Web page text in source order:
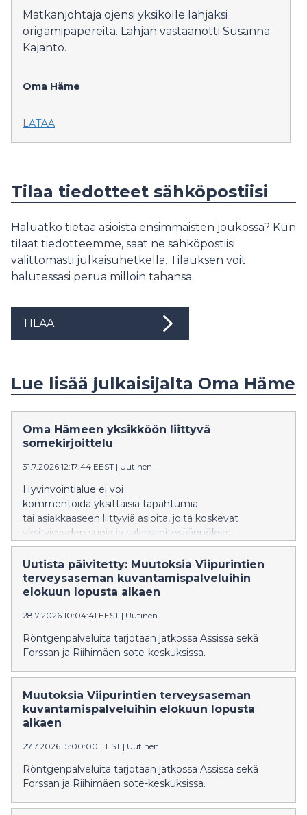
Matkanjohtaja ojensi yksikölle lahjaksi
origamipapereita. Lahjan vastaanotti Susanna
Kajanto.
Oma Häme
LATAA
Tilaa tiedotteet sähköpostiisi
Haluatko tietää asioista ensimmäisten joukossa? Kun
tilaat tiedotteemme, saat ne sähköpostiisi
välittömästi julkaisuhetkellä. Tilauksen voit
halutessasi perua milloin tahansa.
TILAA
Lue lisää julkaisijalta Oma Häme
Oma Hämeen yksikköön liittyvä
somekirjoittelu
31.7.2026 12:17:44 EEST | Uutinen
Hyvinvointialue ei voi
kommentoida yksittäisiä tapahtumia
tai asiakkaaseen liittyviä asioita, joita koskevat
yksityisyyden suoja ja salassapitosäännökset.
Uutista päivitetty: Muutoksia Viipurintien
terveysaseman kuvantamispalveluihin
elokuun lopusta alkaen
28.7.2026 10:04:41 EEST | Uutinen
Röntgenpalveluita tarjotaan jatkossa Assissa sekä
Forssan ja Riihimäen sote-keskuksissa.
Muutoksia Viipurintien terveysaseman
kuvantamispalveluihin elokuun lopusta
alkaen
27.7.2026 15:00:00 EEST | Uutinen
Röntgenpalveluita tarjotaan jatkossa Assissa sekä
Forssan ja Riihimäen sote-keskuksissa.